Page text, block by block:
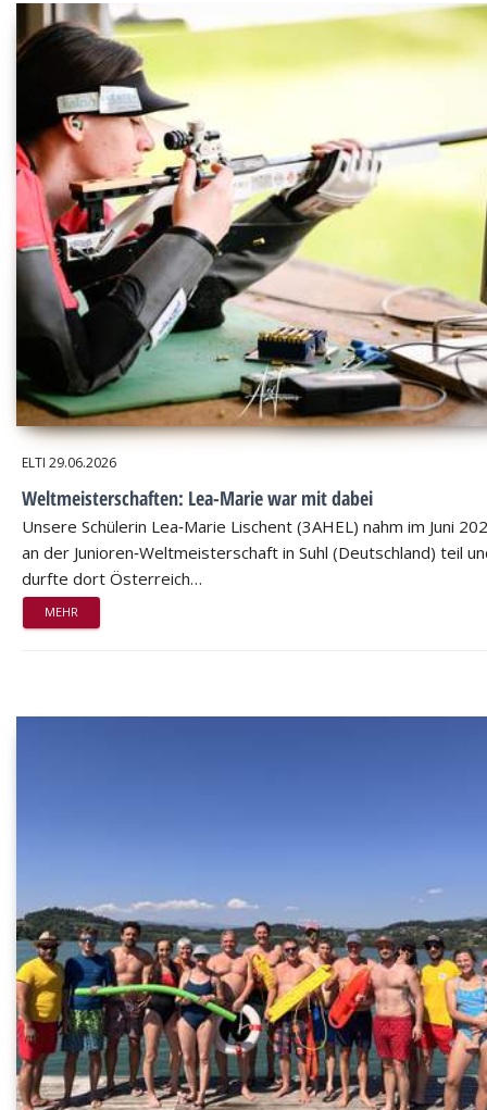
ELTI 29.06.2026
Weltmeisterschaften: Lea-Marie war mit dabei
Unsere Schülerin Lea‑Marie Lischent (3AHEL) nahm im Juni
an der Junioren‑Weltmeisterschaft in Suhl (Deutschland) teil
durfte dort Österreich…
MEHR